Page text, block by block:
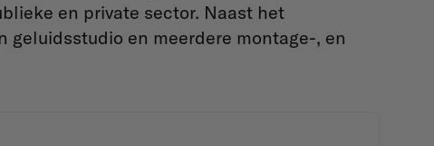
en private sector. Naast het
geluidsstudio en meerdere montage-, en